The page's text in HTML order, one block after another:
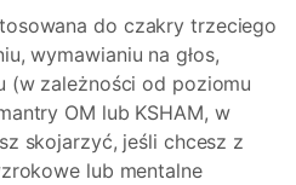
do czakry trzeciego
wymawianiu na głos,
(w zależności od poziomu
OM lub KSHAM, w
skojarzyć, jeśli chcesz z
lub mentalne